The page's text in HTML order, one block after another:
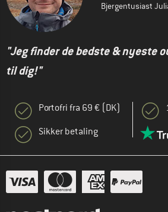
Bjergentusiast
"Jeg finder de bedste & nyeste
til dig!"
Portofri fra 69 € (DK)
Sikker betaling